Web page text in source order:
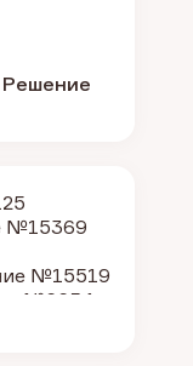
Решение
№15369
№15519
№6654